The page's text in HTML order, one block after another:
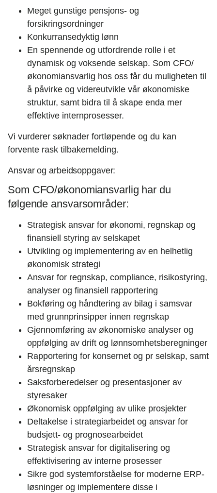
Meget gunstige pensjons- og
forsikringsordninger
Konkurransedyktig lønn
En spennende og utfordrende rolle i et
dynamisk og voksende selskap. Som CFO/
økonomiansvarlig hos oss får du muligheten til
å påvirke og videreutvikle vår økonomiske
struktur, samt bidra til å skape enda mer
effektive internprosesser.
Vi vurderer søknader fortløpende og du kan
forvente rask tilbakemelding.
Ansvar og arbeidsoppgaver:
Som CFO/økonomiansvarlig har du
følgende ansvarsområder:
Strategisk ansvar for økonomi, regnskap og
finansiell styring av selskapet
Utvikling og implementering av en helhetlig
økonomisk strategi
Ansvar for regnskap, compliance, risikostyring,
analyser og finansiell rapportering
Bokføring og håndtering av bilag i samsvar
med grunnprinsipper innen regnskap
Gjennomføring av økonomiske analyser og
oppfølging av drift og lønnsomhetsberegninger
Rapportering for konsernet og pr selskap, samt
årsregnskap
Saksforberedelser og presentasjoner av
styresaker
Økonomisk oppfølging av ulike prosjekter
Deltakelse i strategiarbeidet og ansvar for
budsjett- og prognosearbeidet
Strategisk ansvar for digitalisering og
effektivisering av interne prosesser
Sikre god systemforståelse for moderne ERP-
løsninger og implementere disse i